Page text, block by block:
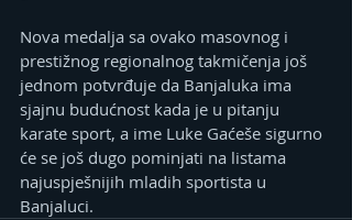
Nova medalja sa ovako masovnog i
prestižnog regionalnog takmičenja još
jednom potvrđuje da Banjaluka ima
sjajnu budućnost kada je u pitanju
karate sport, a ime Luke Gaćeše sigurno
će se još dugo pominjati na listama
najuspješnijih mladih sportista u
Banjaluci.